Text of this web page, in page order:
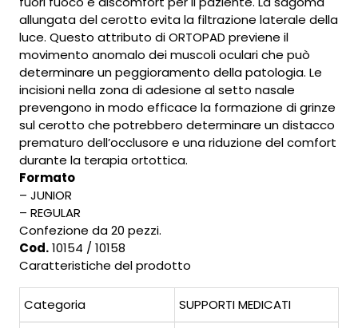
allungata del cerotto evita la filtrazione laterale della
luce. Questo attributo di ORTOPAD previene il
movimento anomalo dei muscoli oculari che può
determinare un peggioramento della patologia. Le
incisioni nella zona di adesione al setto nasale
prevengono in modo efficace la formazione di grinze
sul cerotto che potrebbero determinare un distacco
prematuro dell’occlusore e una riduzione del comfort
durante la terapia ortottica.
Formato
– JUNIOR
– REGULAR
Confezione da 20 pezzi.
Cod.10154 / 10158
Caratteristiche del prodotto
Categoria SUPPORTI MEDICATI